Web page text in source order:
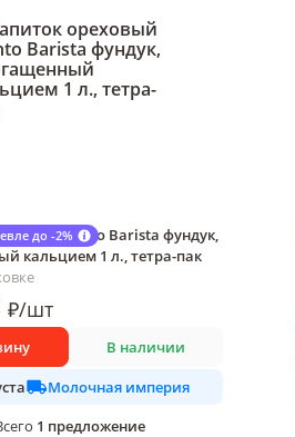
до -2%Planto Barista фундук,
кальцием 1 л., тетра-пак
₽/шт
В наличии
Молочная империя
1 предложение